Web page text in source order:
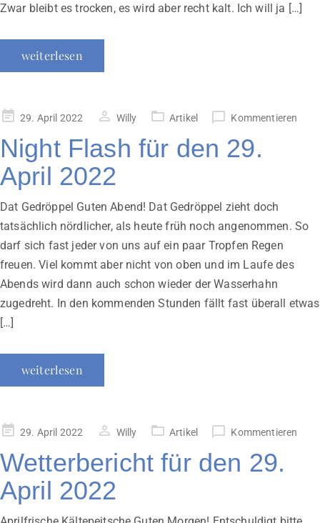
Zwar bleibt es trocken, es wird aber recht kalt. Ich will ja […]
weiterlesen
Veröffentlicht
29. April 2022 Willy Artikel Kommentieren
Night Flash für den 29.
April 2022
Dat Gedröppel Guten Abend! Dat Gedröppel zieht doch
tatsächlich nördlicher, als heute früh noch angenommen. So
darf sich fast jeder von uns auf ein paar Tropfen Regen
freuen. Viel kommt aber nicht von oben und im Laufe des
Abends wird dann auch schon wieder der Wasserhahn
zugedreht. In den kommenden Stunden fällt fast überall etwas
[…]
weiterlesen
Veröffentlicht
29. April 2022 Willy Artikel Kommentieren
Wetterbericht für den 29.
April 2022